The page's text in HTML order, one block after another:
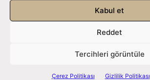
Kabul et
Reddet
Tercihleri görüntüle
Çerez Politikası Gizlilik Politikası
Künye|İletişim